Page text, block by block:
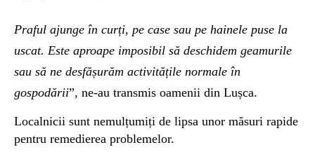
Praful ajunge în curți, pe case sau pe hainele puse la
uscat. Este aproape imposibil să deschidem geamurile
sau să ne desfășurăm activitățile normale în
gospodării”, ne-au transmis oamenii din Lușca.
Localnicii sunt nemulțumiți de lipsa unor măsuri rapide
pentru remedierea problemelor.